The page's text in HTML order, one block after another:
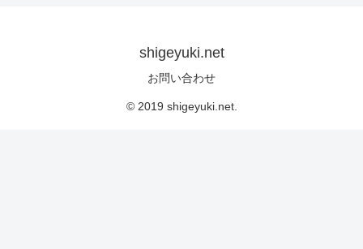
shigeyuki.net
お問い合わせ
© 2019 shigeyuki.net.